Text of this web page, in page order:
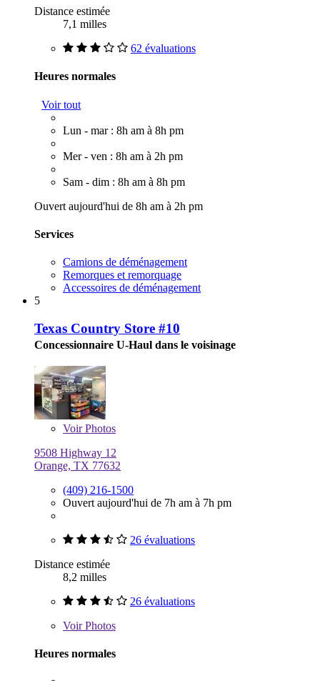
Distance estimée
7,1 milles
62 évaluations
Heures normales
Voir tout
Lun - mar : 8h am à 8h pm
Mer - ven : 8h am à 2h pm
Sam - dim : 8h am à 8h pm
Ouvert aujourd'hui de 8h am à 2h pm
Services
Camions de déménagement
Remorques et remorquage
Accessoires de déménagement
5
Texas Country Store #10
Concessionnaire U-Haul dans le voisinage
VoirPhotos
9508 Highway 12
Orange, TX 77632
(409) 216-1500
Ouvert aujourd'hui de 7h am à 7h pm
26 évaluations
Distance estimée
8,2 milles
26 évaluations
VoirPhotos
Heures normales